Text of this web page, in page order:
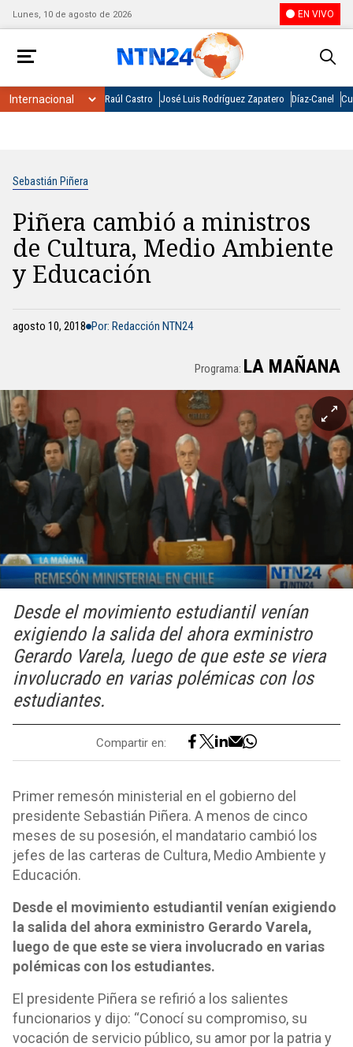
Lunes, 10 de agosto de 2026 EN VIVO
Raúl Castro José Luis Rodríguez Zapatero Díaz-Canel
Sebastián Piñera
Piñera cambió a ministros
de Cultura, Medio Ambiente
y Educación
agosto 10, 2018 Por: Redacción NTN24
Programa: LA MAÑANA
Desde el movimiento estudiantil venían
exigiendo la salida del ahora exministro
Gerardo Varela, luego de que este se viera
involucrado en varias polémicas con los
estudiantes.
Compartir en:
Primer remesón ministerial en el gobierno del
presidente Sebastián Piñera. A menos de cinco
meses de su posesión, el mandatario cambió los
jefes de las carteras de Cultura, Medio Ambiente y
Educación.
Desde el movimiento estudiantil venían exigiendo
la salida del ahora exministro Gerardo Varela,
luego de que este se viera involucrado en varias
polémicas con los estudiantes.
El presidente Piñera se refirió a los salientes
funcionarios y dijo: “Conocí su compromiso, su
vocación de servicio público, su amor por la patria y